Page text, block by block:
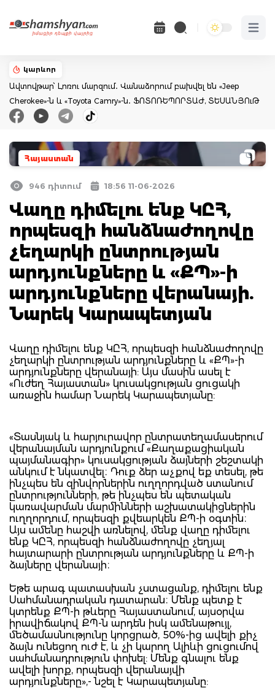
Open
կարևոր
Ավտովթար՝ Լոռու մարզում․ Վանաձորում բախվել են «Jeep
Cherokee»-ն և «Toyota Camry»-ն․ ՖՈՏՈՌԵՊՈՐՏԱԺ, ՏԵՍԱՆՅՈւԹ
Հայաստան
946 դիտում 18:56 11-06-2026
Վաղը դիմելու ենք ԿԸՀ,
որպեսզի հանձնաժողովը
չեղարկի ընտրության
արդյունքները և «ՔՊ»-ի
արդյունքները վերանայի.
Նարեկ Կարապետյան
Վաղը դիմելու ենք ԿԸՀ, որպեսզի հանձնաժողովը
չեղարկի ընտրության արդյունքները և «ՔՊ»-ի
արդյունքները վերանայի: Այս մասին ասել է
«Ուժեղ Հայաստան» կուսակցության ցուցակի
առաջին համար Նարեկ Կարապետյանը:
«Տասնյակ և հարյուրավոր ընտրատեղամասերում
վերանայման արդյունքում «Քաղաքացիական
պայմանագիր» կուսակցության ձայների շեշտակի
անկում է նկատվել։ Դուք ձեր աչքով եք տեսել, թե
ինչպես են զինվորներին ուղղորդված ստանում
ընտրությունների, թե ինչպես են պետական
կառավարման մարմինների աշխատակիցներին
ուղղորդում, որպեսզի քվեարկեն ՔՊ-ի օգտին։
Այս ամենը հաշվի առնելով, մենք վաղը դիմելու
ենք ԿԸՀ, որպեսզի հանձնաժողովը չեղյալ
հայտարարի ընտրության արդյունքները և ՔՊ-ի
ձայները վերանայի։
Եթե արագ պատասխան չստացանք, դիմելու ենք
Սահմանադրական դատարան։ Մենք պետք է
կտրենք ՔՊ-ի թևերը Հայաստանում, այսօրվա
իրավիճակով ՔՊ-ն արդեն իսկ ամենաթույլ,
մեծամասնությունը կորցրած, 50%-ից ավելի քիչ
ձայն ունեցող ուժ է, և չի կարող Ալիևի ցուցումով
սահմանադրություն փոխել: Մենք գնալու ենք
ավելի խորք, որպեսզի վերանայվի
արդյունքները»,- նշել է Կարապետյանը: